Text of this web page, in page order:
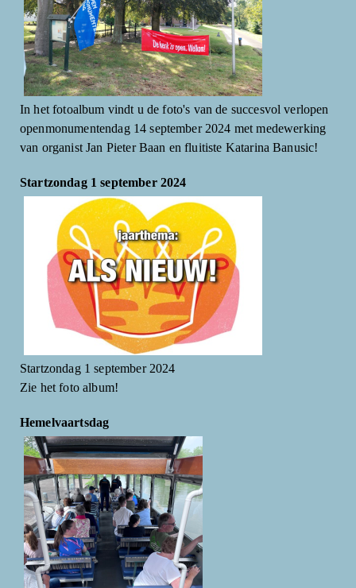
In het fotoalbum vindt u de foto's van de succesvol verlopen
openmonumentendag 14 september 2024 met medewerking
van organist Jan Pieter Baan en fluitiste Katarina Banusic!
Startzondag 1 september 2024
Startzondag 1 september 2024
Zie het foto album!
Hemelvaartsdag